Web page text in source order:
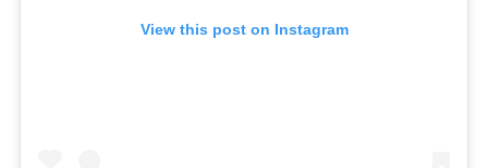
View this post on Instagram